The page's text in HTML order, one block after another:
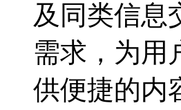
及同类信息
需求，为用
供便捷的内